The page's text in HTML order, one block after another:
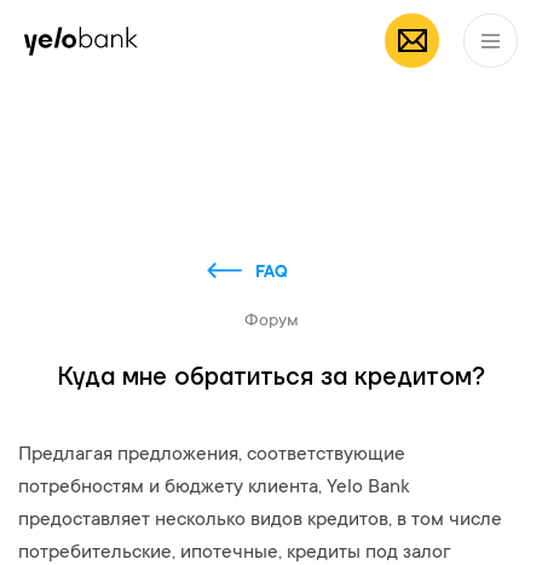
Частным лицам
FAQ
Форум
Куда мне обратиться за кредитом?
​​​​​​Предлагая предложения, соответствующие
потребностям и бюджету клиента, Yelo Bank
предоставляет несколько видов кредитов, в том числе
потребительские, ипотечные, кредиты под залог